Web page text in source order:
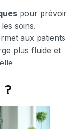
pour prévoir
soins.
aux patients
plus fluide et
?